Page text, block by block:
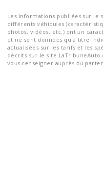
Les informations publiées sur le
différents véhicules
photos, vidéos, etc.) ont un
et ne sont données qu'à titre
actualisées sur les tarifs et les
décrits sur le site
vous renseigner auprès du